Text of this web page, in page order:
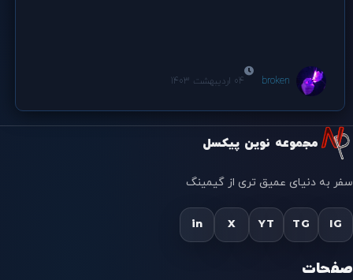
broken 04 اردیبهشت 1403
مجموعه نوین پیکسل
سفر به دنیای عمیق تری از گیمینگ
IG
TG
YT
X
in
صفحات